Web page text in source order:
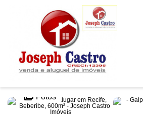
Fotos